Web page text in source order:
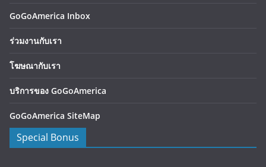
GoGoAmerica Inbox
ร่วมงานกับเรา
โฆษณากับเรา
บริการของ GoGoAmerica
GoGoAmerica SiteMap
Special Bonus